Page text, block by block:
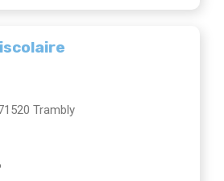
Trambly